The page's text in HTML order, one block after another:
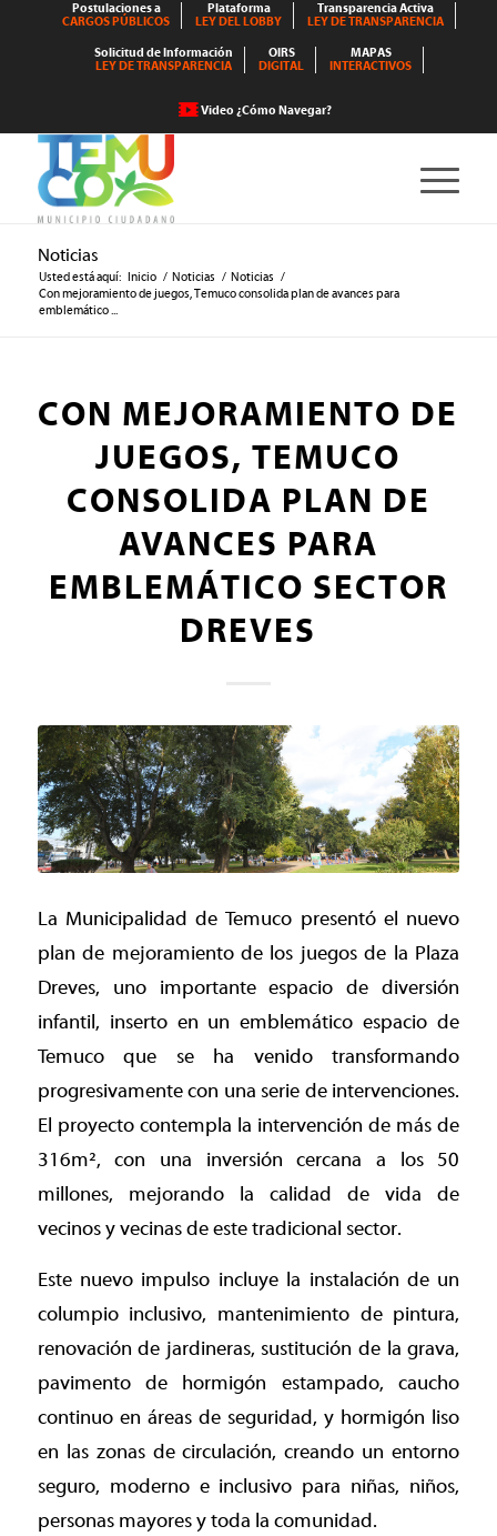
Postulaciones a
CARGOS PÚBLICOS
Plataforma
LEY DEL LOBBY
Transparencia Activa
LEY DE TRANSPARENCIA
Solicitud de Información
LEY DE TRANSPARENCIA
OIRS
DIGITAL
MAPAS
INTERACTIVOS
Video ¿Cómo Navegar?
Noticias
Usted está aquí: Inicio / Noticias / Noticias /
Con mejoramiento de juegos, Temuco consolida plan de avances para
emblemático ...
CON MEJORAMIENTO DE
JUEGOS, TEMUCO
CONSOLIDA PLAN DE
AVANCES PARA
EMBLEMÁTICO SECTOR
DREVES
La Municipalidad de Temuco presentó el nuevo
plan de mejoramiento de los juegos de la Plaza
Dreves, uno importante espacio de diversión
infantil, inserto en un emblemático espacio de
Temuco que se ha venido transformando
progresivamente con una serie de intervenciones.
El proyecto contempla la intervención de más de
316m², con una inversión cercana a los 50
millones, mejorando la calidad de vida de
vecinos y vecinas de este tradicional sector.
Este nuevo impulso incluye la instalación de un
columpio inclusivo, mantenimiento de pintura,
renovación de jardineras, sustitución de la grava,
pavimento de hormigón estampado, caucho
continuo en áreas de seguridad, y hormigón liso
en las zonas de circulación, creando un entorno
seguro, moderno e inclusivo para niñas, niños,
personas mayores y toda la comunidad.